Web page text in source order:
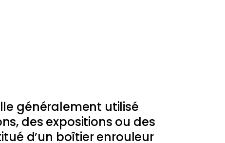
généralement utilisé
des expositions ou des
d’un boîtier enrouleur